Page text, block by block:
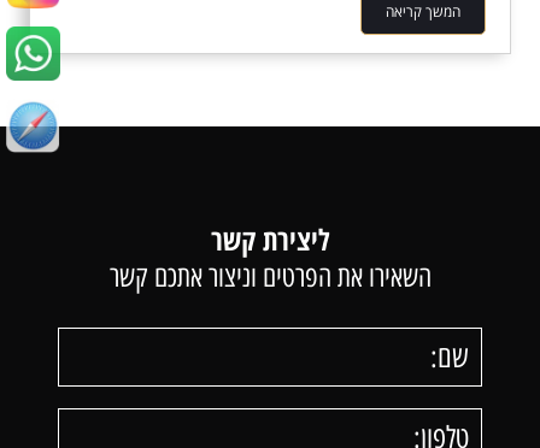
המשך קריאה
ליצירת קשר
השאירו את הפרטים וניצור אתכם קשר